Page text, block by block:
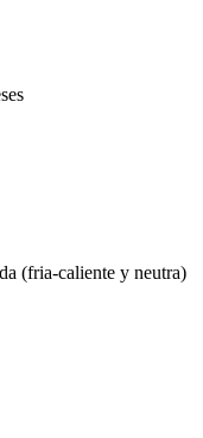
(fria-caliente y neutra)